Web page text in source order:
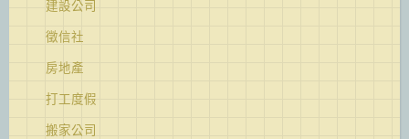
建設公司
徵信社
房地產
打工度假
搬家公司